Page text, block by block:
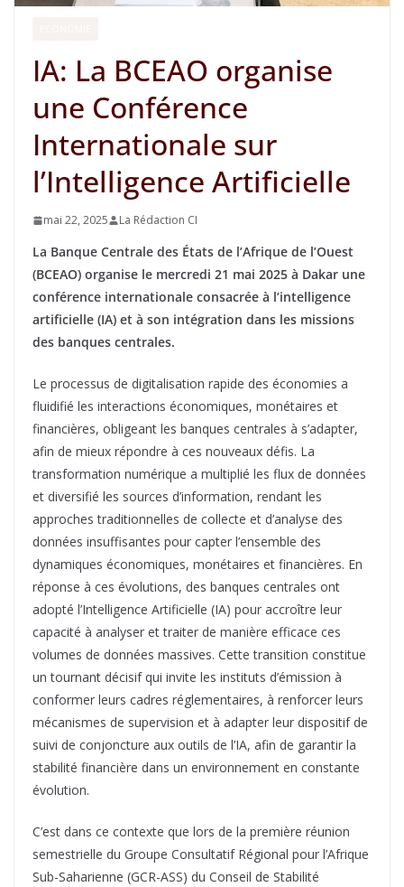
IA: La BCEAO organise
une Conférence
Internationale sur
l’Intelligence Artificielle
mai 22, 2025 La Rédaction CI
La Banque Centrale des États de l’Afrique de l’Ouest
(BCEAO) organise le mercredi 21 mai 2025 à Dakar une
conférence internationale consacrée à l’intelligence
artificielle (IA) et à son intégration dans les missions
des banques centrales.
Le processus de digitalisation rapide des économies a
fluidifié les interactions économiques, monétaires et
financières, obligeant les banques centrales à s’adapter,
afin de mieux répondre à ces nouveaux défis. La
transformation numérique a multiplié les flux de données
et diversifié les sources d’information, rendant les
approches traditionnelles de collecte et d’analyse des
données insuffisantes pour capter l’ensemble des
dynamiques économiques, monétaires et financières. En
réponse à ces évolutions, des banques centrales ont
adopté l’Intelligence Artificielle (IA) pour accroître leur
capacité à analyser et traiter de manière efficace ces
volumes de données massives. Cette transition constitue
un tournant décisif qui invite les instituts d’émission à
conformer leurs cadres réglementaires, à renforcer leurs
mécanismes de supervision et à adapter leur dispositif de
suivi de conjoncture aux outils de l’IA, afin de garantir la
stabilité financière dans un environnement en constante
évolution.
C’est dans ce contexte que lors de la première réunion
semestrielle du Groupe Consultatif Régional pour l’Afrique
Sub-Saharienne (GCR-ASS) du Conseil de Stabilité